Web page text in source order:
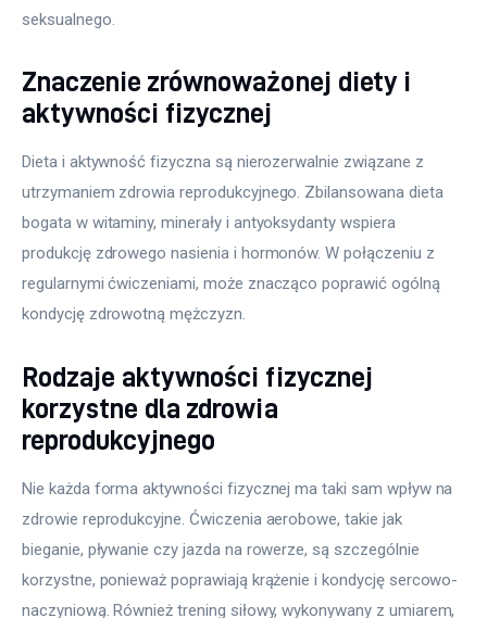
seksualnego.
Znaczenie zrównoważonej diety i
aktywności fizycznej
Dieta i aktywność fizyczna są nierozerwalnie związane z
utrzymaniem zdrowia reprodukcyjnego. Zbilansowana dieta
bogata w witaminy, minerały i antyoksydanty wspiera
produkcję zdrowego nasienia i hormonów. W połączeniu z
regularnymi ćwiczeniami, może znacząco poprawić ogólną
kondycję zdrowotną mężczyzn.
Rodzaje aktywności fizycznej
korzystne dla zdrowia
reprodukcyjnego
Nie każda forma aktywności fizycznej ma taki sam wpływ na
zdrowie reprodukcyjne. Ćwiczenia aerobowe, takie jak
bieganie, pływanie czy jazda na rowerze, są szczególnie
korzystne, ponieważ poprawiają krążenie i kondycję sercowo-
naczyniową. Również trening siłowy, wykonywany z umiarem,